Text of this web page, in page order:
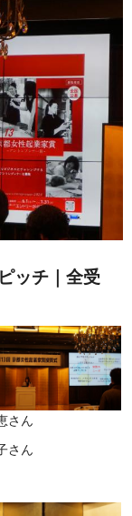
ッチ｜全受
さん
さん